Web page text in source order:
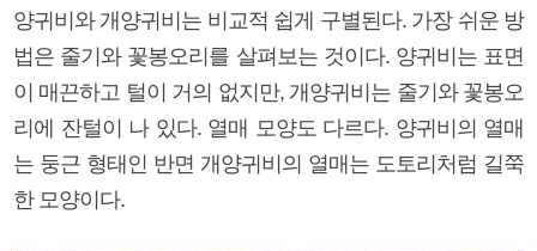
양귀비와 개양귀비는 비교적 쉽게 구별된다. 가장 쉬운 방
법은 줄기와 꽃봉오리를 살펴보는 것이다. 양귀비는 표면
이 매끈하고 털이 거의 없지만, 개양귀비는 줄기와 꽃봉오
리에 잔털이 나 있다. 열매 모양도 다르다. 양귀비의 열매
는 둥근 형태인 반면 개양귀비의 열매는 도토리처럼 길쭉
한 모양이다.